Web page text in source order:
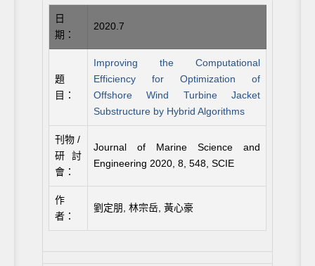
日
期：
2020.7
題
目：
Improving the Computational
Efficiency for Optimization of
Offshore Wind Turbine Jacket
Substructure by Hybrid Algorithms
刊物 /
研討
會：
Journal of Marine Science and
Engineering 2020, 8, 548, SCIE
作
者：
劉定朋, 林宗岳, 黃心豪